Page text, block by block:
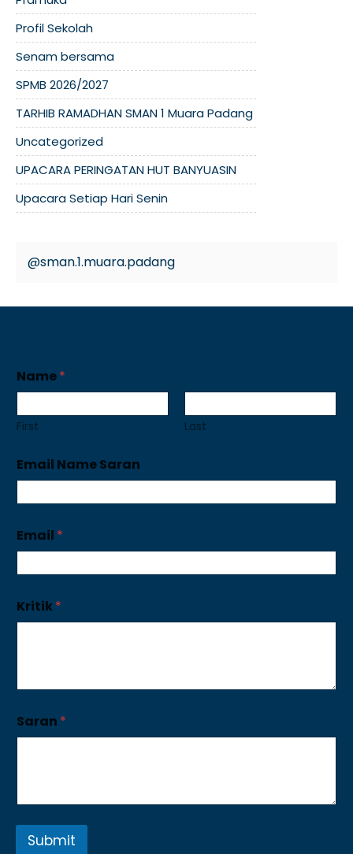
Profil Sekolah
Senam bersama
SPMB 2026/2027
TARHIB RAMADHAN SMAN 1 Muara Padang
Uncategorized
UPACARA PERINGATAN HUT BANYUASIN
Upacara Setiap Hari Senin
@sman.1.muara.padang
Name*
First Last
Email Name Saran
Email *
Kritik*
Saran *
Submit